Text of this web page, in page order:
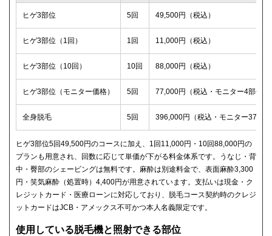
ヒゲ3部位 5回 49,500円（税込）
ヒゲ3部位（1回） 1回 11,000円（税込）
ヒゲ3部位（10回） 10回 88,000円（税込）
ヒゲ3部位（モニター価格） 5回 77,000円（税込・モニター4部位）
全身脱毛 5回 396,000円（税込・モニター
ヒゲ3部位5回49,500円のコースに加え、1回11,000円・10回88,000円の
プランも用意され、回数に応じて単価が下がる料金体系です。うなじ・背
中・臀部のシェービングは無料です。麻酔は別途料金で、表面麻酔3,300
円・笑気麻酔（処置時）4,400円が用意されています。支払いは現金・ク
レジットカード・医療ローンに対応しており、脱毛コース契約時のクレジ
ットカードはJCB・アメックス不可かつ本人名義限定です。
使用している脱毛機と照射できる部位